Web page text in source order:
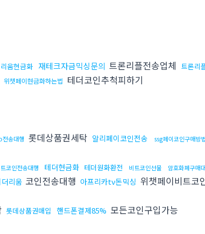
움현금화 재테크자금믹싱문의 트론리플전송업체 트론리
위챗페이현금화하는법 테더코인추척피하기
송대행 롯데상품권세탁 알리페이코인전송 ssg페이코인구매방법
코인전송대행 테더현금화 테더원화환전 비트코인선물 암호화폐구매
리움 코인전송대행 아프리카tv돈믹싱 위챗페이비트코
롯데상품권매입 핸드폰결제85% 모든코인구입가능